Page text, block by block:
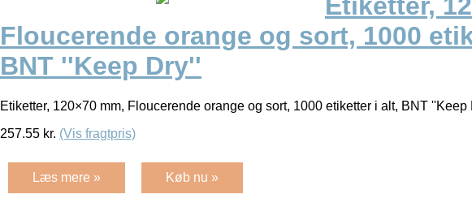
Etiketter,
Floucerende orange og sort, 1000
BNT ''Keep Dry''
Etiketter, 120×70 mm, Floucerende orange og sort, 1000 etiketter i alt, BNT ''Keep
257.55 kr. (Vis fragtpris)
Læs mere » Køb nu »